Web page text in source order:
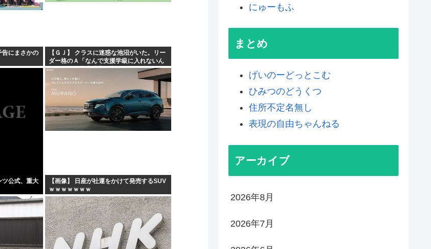
告にまさかの
【ＧＪ】 クラスに迷惑な池沼がいた。リー
ダー格のＡ「なんで支援学級に入れないん
ですか？」先生「背の高い低いと同じで、
これも個性なの！差別は...
ツ公式、重大
【画像】 日産が社運をかけて発売するSUV
ｗｗｗｗｗｗｗ
にゅーもふ
まとめ
げいのーどっとこむ
ひみつのどうくつ
住所不定名無し
表現の自由ちゃんねる
アーカイブ
2026年8月
2026年7月